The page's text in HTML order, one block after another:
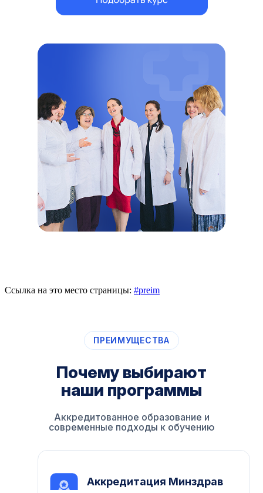
Ссылка на это место страницы: #preim
ПРЕИМУЩЕСТВА
Почему выбирают
наши программы
Аккредитованное образование и
современные подходы к обучению
Аккредитация Минздрав